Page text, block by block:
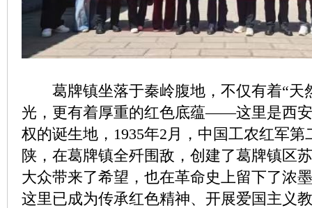
葛牌镇坐落于秦岭腹地，不仅有着“天
光，更有着厚重的红色底蕴——这里是西
权的诞生地，1935年2月，中国工农红军第
陕，在葛牌镇全歼围敌，创建了葛牌镇区
大众带来了希望，也在革命史上留下了浓
这里已成为传承红色精神、开展爱国主义